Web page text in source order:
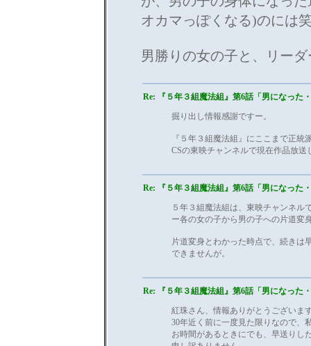
オカマっぽくなる)のには
男勝りの女の子と、リー
Re: 『５年３組魔法組』第6話「男になった
掘り出し情報感謝ですー。
『５年３組魔法組』にここまで正
CSの東映チャンネルで現在作品放
Re: 『５年３組魔法組』第6話「男になった
５年３組魔法組は、東映チャンネル
ー各の女の子から男の子への片道変
片道変身とわかった時点で、続きは
できませんが。
Re: 『５年３組魔法組』第6話「男になった
紅珠さん、情報ありがとうございま
30年近く前に一度見た限りなので、
お時間があるときにでも、早送りし